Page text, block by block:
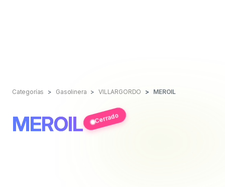
Categorías Gasolinera VILLARGORDO MEROIL
MEROIL Cerrado